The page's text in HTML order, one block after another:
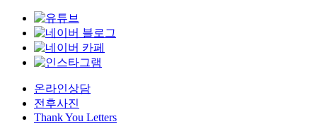
온라인상담
전후사진
Thank You Letters